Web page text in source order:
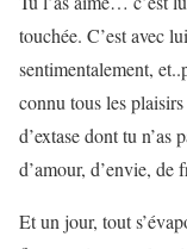
touchée. C’est avec
sentimentalement,
connu tous les
d’extase dont tu n’as
d’amour, d’envie, de
Et un jour, tout